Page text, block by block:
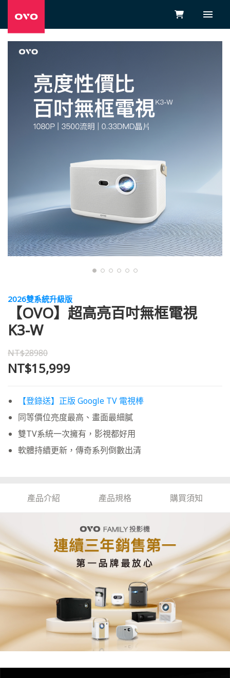
2026雙系統升級版
【OVO】超高亮百吋無框電視
K3-W
NT$28980
NT$15,999
【登錄送】正版 Google TV 電視棒
同等價位亮度最高、畫面最細膩
雙TV系統一次擁有，影視都好用
軟體持續更新，傳奇系列倒數出清
產品介紹 產品規格 購買須知